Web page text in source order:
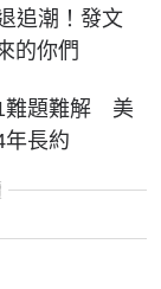
追潮！發文
的你們
難題難解 美
長約